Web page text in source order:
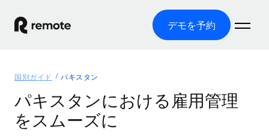
デモを予約
グローバル雇用
ソリューション
国別ガイド パキスタン
パキスタンにおける雇用管理
をスムーズに